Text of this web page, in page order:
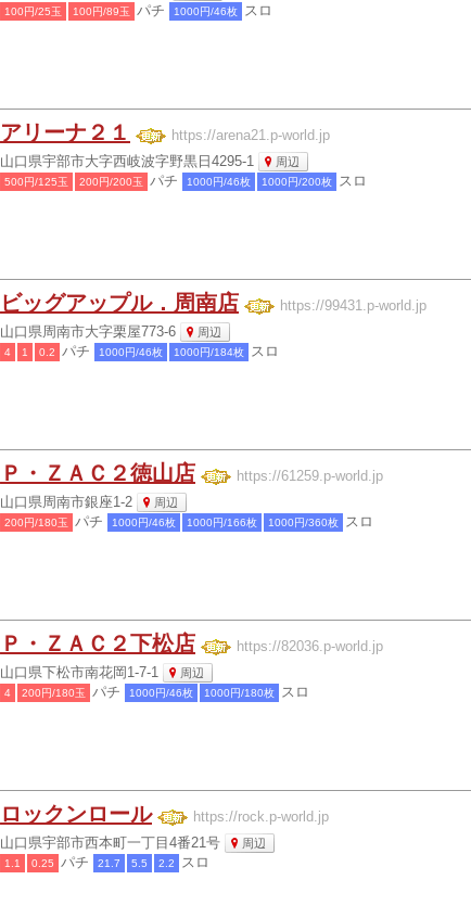
100円/25玉 100円/89玉 パチ 1000円/46枚 スロ
アリーナ２１ https://arena21.p-world.jp
山口県宇部市大字西岐波字野黒日4295-1 周辺
500円/125玉 200円/200玉 パチ 1000円/46枚 1000円/200枚 スロ
ビッグアップル．周南店 https://99431.p-world.jp
山口県周南市大字栗屋773-6 周辺
4 1 0.2 パチ 1000円/46枚 1000円/184枚 スロ
Ｐ・ＺＡＣ２徳山店 https://61259.p-world.jp
山口県周南市銀座1-2 周辺
200円/180玉 パチ 1000円/46枚 1000円/166枚 1000円/360枚 スロ
Ｐ・ＺＡＣ２下松店 https://82036.p-world.jp
山口県下松市南花岡1-7-1 周辺
4 200円/180玉 パチ 1000円/46枚 1000円/180枚 スロ
ロックンロール https://rock.p-world.jp
山口県宇部市西本町一丁目4番21号 周辺
1.1 0.25 パチ 21.7 5.5 2.2 スロ